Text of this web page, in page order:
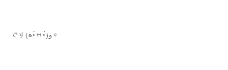
です(๑•̀ㅂ•́)و✧